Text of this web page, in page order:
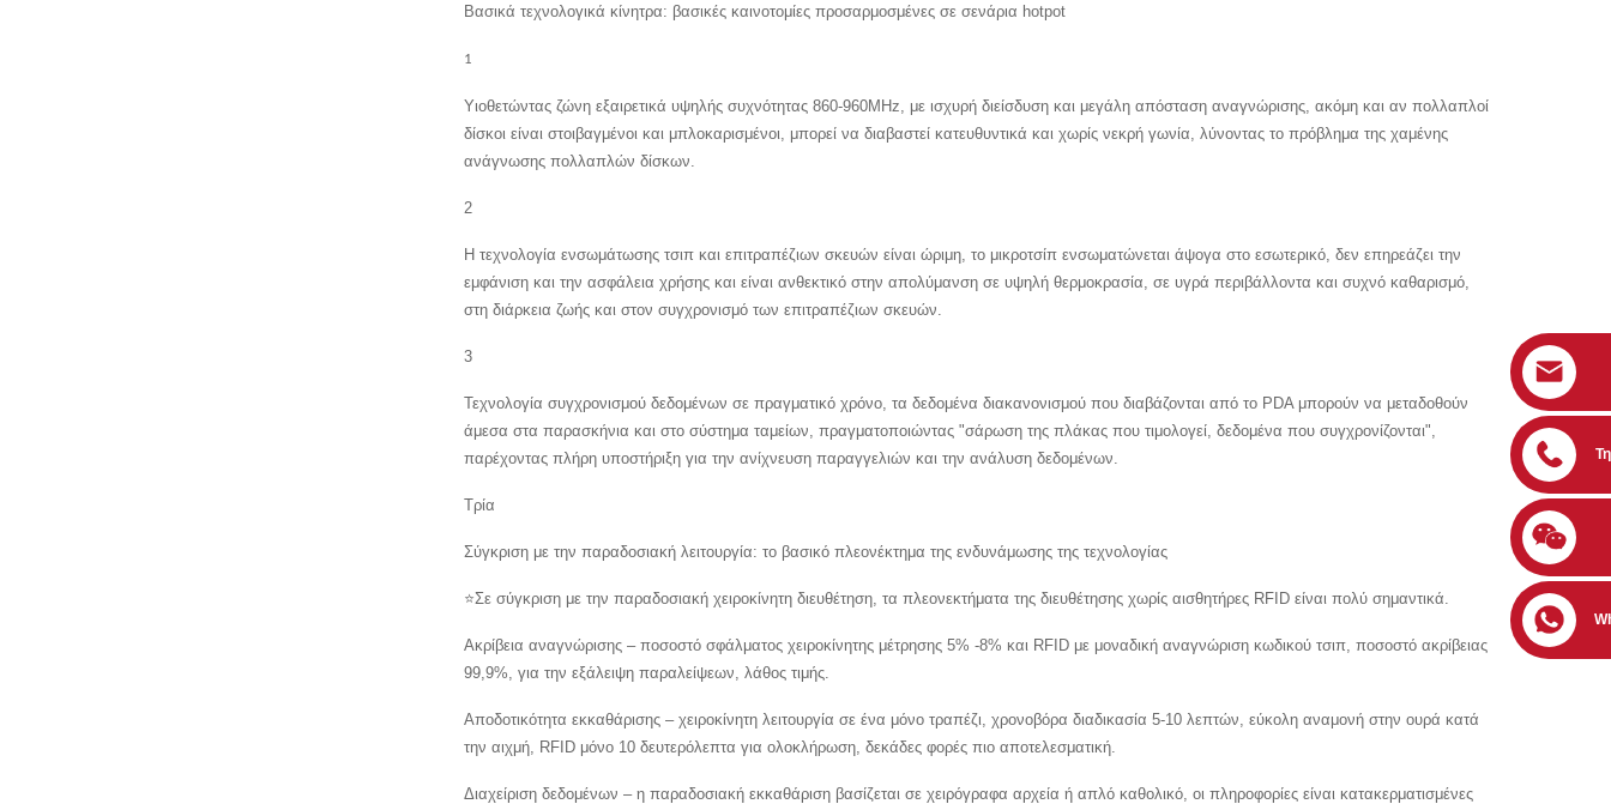
Βασικά τεχνολογικά κίνητρα: βασικές καινοτομίες προσαρμοσμένες σε σενάρια hotpot
1
Υιοθετώντας ζώνη εξαιρετικά υψηλής συχνότητας 860-960MHz, με ισχυρή διείσδυση και μεγάλη απόσταση αναγνώρισης, ακόμη και αν πολλαπλοί
δίσκοι είναι στοιβαγμένοι και μπλοκαρισμένοι, μπορεί να διαβαστεί κατευθυντικά και χωρίς νεκρή γωνία, λύνοντας το πρόβλημα της χαμένης
ανάγνωσης πολλαπλών δίσκων.
2
Η τεχνολογία ενσωμάτωσης τσιπ και επιτραπέζιων σκευών είναι ώριμη, το μικροτσίπ ενσωματώνεται άψογα στο εσωτερικό, δεν επηρεάζει την
εμφάνιση και την ασφάλεια χρήσης και είναι ανθεκτικό στην απολύμανση σε υψηλή θερμοκρασία, σε υγρά περιβάλλοντα και συχνό καθαρισμό,
στη διάρκεια ζωής και στον συγχρονισμό των επιτραπέζιων σκευών.
3
Τεχνολογία συγχρονισμού δεδομένων σε πραγματικό χρόνο, τα δεδομένα διακανονισμού που διαβάζονται από το PDA μπορούν να μεταδοθούν
άμεσα στα παρασκήνια και στο σύστημα ταμείων, πραγματοποιώντας "σάρωση της πλάκας που τιμολογεί, δεδομένα που συγχρονίζονται",
παρέχοντας πλήρη υποστήριξη για την ανίχνευση παραγγελιών και την ανάλυση δεδομένων.
Τρία
Σύγκριση με την παραδοσιακή λειτουργία: το βασικό πλεονέκτημα της ενδυνάμωσης της τεχνολογίας
⭐Σε σύγκριση με την παραδοσιακή χειροκίνητη διευθέτηση, τα πλεονεκτήματα της διευθέτησης χωρίς αισθητήρες RFID είναι πολύ σημαντικά.
Ακρίβεια αναγνώρισης – ποσοστό σφάλματος χειροκίνητης μέτρησης 5% -8% και RFID με μοναδική αναγνώριση κωδικού τσιπ, ποσοστό ακρίβειας
99,9%, για την εξάλειψη παραλείψεων, λάθος τιμής.
Αποδοτικότητα εκκαθάρισης – χειροκίνητη λειτουργία σε ένα μόνο τραπέζι, χρονοβόρα διαδικασία 5-10 λεπτών, εύκολη αναμονή στην ουρά κατά
την αιχμή, RFID μόνο 10 δευτερόλεπτα για ολοκλήρωση, δεκάδες φορές πιο αποτελεσματική.
Διαχείριση δεδομένων – η παραδοσιακή εκκαθάριση βασίζεται σε χειρόγραφα αρχεία ή απλό καθολικό, οι πληροφορίες είναι κατακερματισμένες